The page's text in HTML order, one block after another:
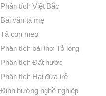
Phân tích Việt Bắc
Bài văn tả mẹ
Tả con mèo
Phân tích bài thơ Tỏ lòng
Phân tích Đất nước
Phân tích Hai đứa trẻ
Định hướng nghề nghiệp